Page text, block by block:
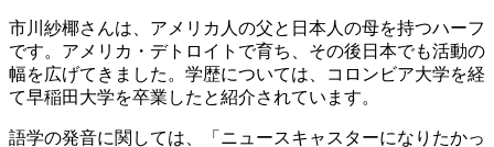
市川紗椰さんは、アメリカ人の父と日本人の母を持つハーフ
です。アメリカ・デトロイトで育ち、その後日本でも活動の
幅を広げてきました。学歴については、コロンビア大学を経
て早稲田大学を卒業したと紹介されています。
語学の発音に関しては、「ニュースキャスターになりたかっ